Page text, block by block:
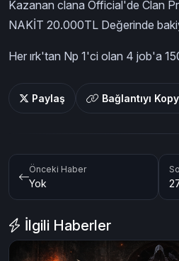
Kazanan clana Official'de Clan
NAKİT 20.000TL Değerinde
Her ırk'tan Np 1'ci olan 4 job'a
Paylaş Bağlantıyı
Önceki Haber
Yok
İlgili Haberler